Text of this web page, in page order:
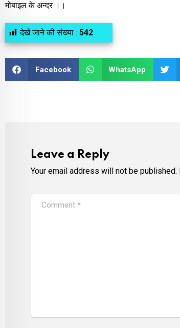
मोबाइल के अन्दर ।।
देखे जाने की संख्या : 542
Facebook WhatsApp
Leave a Reply
Your email address will not be published.